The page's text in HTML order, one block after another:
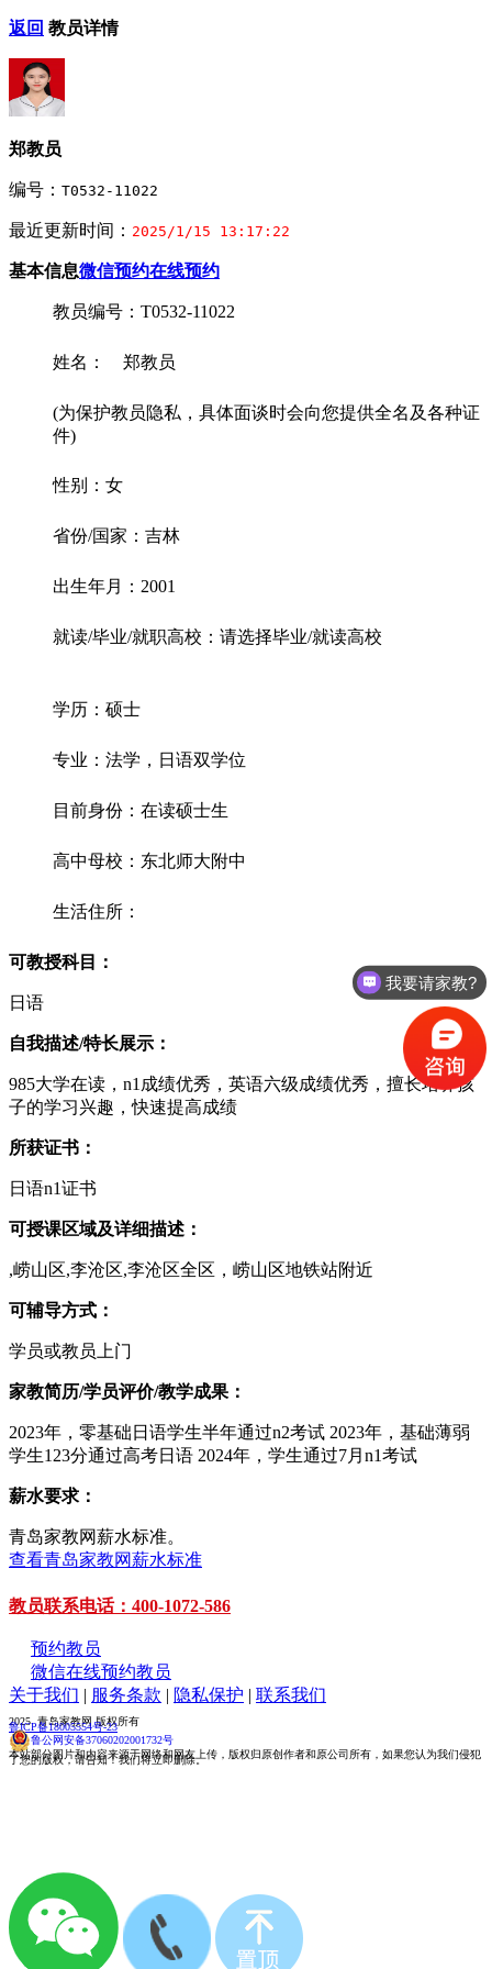
返回 教员详情
郑教员
编号： T0532-11022
最近更新时间： 2025/1/15 13:17:22
基本信息微信预约在线预约
教员编号：T0532-11022
姓名： 郑教员
(为保护教员隐私，具体面谈时会向您提供全名及各种证
件)
性别：女
省份/国家：吉林
出生年月：2001
就读/毕业/就职高校：请选择毕业/就读高校
学历：硕士
专业：法学，日语双学位
目前身份：在读硕士生
高中母校：东北师大附中
生活住所：
可教授科目：
日语
自我描述/特长展示：
985大学在读，n1成绩优秀，英语六级成绩优秀，擅长培养孩
子的学习兴趣，快速提高成绩
所获证书：
日语n1证书
可授课区域及详细描述：
,崂山区,李沧区,李沧区全区，崂山区地铁站附近
可辅导方式：
学员或教员上门
家教简历/学员评价/教学成果：
2023年，零基础日语学生半年通过n2考试 2023年，基础薄弱
学生123分通过高考日语 2024年，学生通过7月n1考试
薪水要求：
青岛家教网薪水标准。
查看青岛家教网薪水标准
教员联系电话：400-1072-586
预约教员
微信在线预约教员
关于我们 | 服务条款 | 隐私保护 | 联系我们
2025 青岛家教网 版权所有
鲁ICP备18005554号-23
鲁公网安备37060202001732号
本站部分图片和内容来源于网络和网友上传，版权归原创作者和原公司所有，如果您认为我们侵犯
了您的版权，请告知！我们将立即删除。
我要请家教?